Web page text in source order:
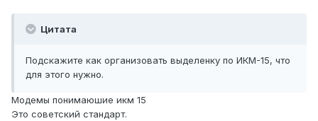
Цитата
Подскажите как организовать выделенку по ИКМ-15, что
для этого нужно.
Модемы понимаюшие икм 15
Это советский стандарт.